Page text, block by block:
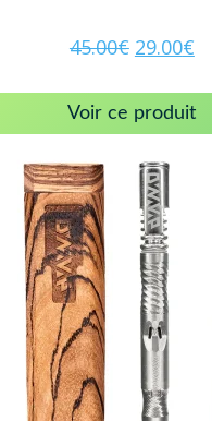
45.00€ 29.00€
Voir ce produit